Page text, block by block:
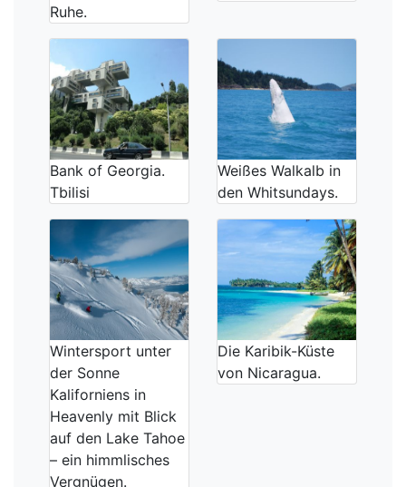
Ruhe.
Bank of Georgia.
Tbilisi
Weißes Walkalb in
den Whitsundays.
Wintersport unter
der Sonne
Kaliforniens in
Heavenly mit Blick
auf den Lake Tahoe
– ein himmlisches
Vergnügen.
Die Karibik-Küste
von Nicaragua.